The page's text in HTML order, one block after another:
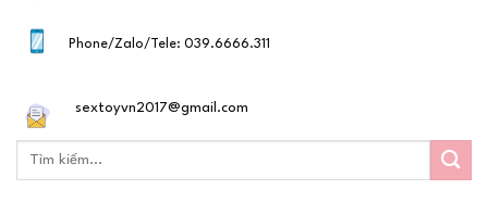
Phone/Zalo/Tele: 039.6666.311
sextoyvn2017@gmail.com